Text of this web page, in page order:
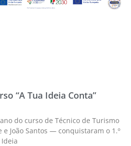
“A Tua Ideia Conta”
do curso de Técnico de Turismo
João Santos — conquistaram o 1.º